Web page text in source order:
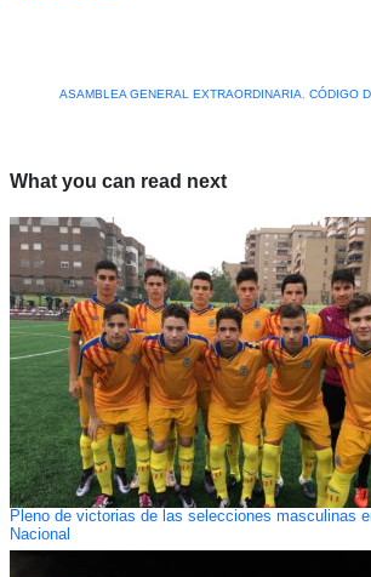
ASAMBLEA GENERAL EXTRAORDINARIA, CÓDIGO
What you can read next
Pleno de victorias de las selecciones masculinas
Nacional